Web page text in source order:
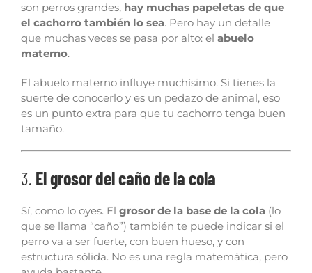
son perros grandes, hay muchas papeletas de que
el cachorro también lo sea. Pero hay un detalle
que muchas veces se pasa por alto: el abuelo
materno.
El abuelo materno influye muchísimo. Si tienes la
suerte de conocerlo y es un pedazo de animal, eso
es un punto extra para que tu cachorro tenga buen
tamaño.
3. El grosor del caño de la cola
Sí, como lo oyes. El grosor de la base de la cola(lo
que se llama “caño”) también te puede indicar si el
perro va a ser fuerte, con buen hueso, y con
estructura sólida. No es una regla matemática, pero